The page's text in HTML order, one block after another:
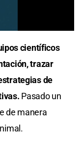
científicos
trazar
de
Pasado un
de manera